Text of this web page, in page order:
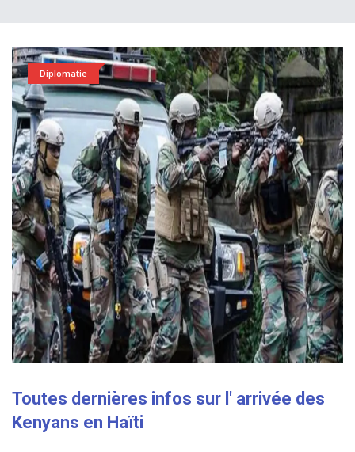
Diplomatie
Toutes dernières infos sur l' arrivée des
Kenyans en Haïti